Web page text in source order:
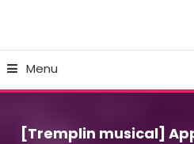
Menu
[Tremplin musical]